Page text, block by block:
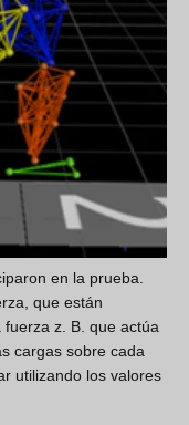
en la prueba.
que están
z. B. que actúa
cargas sobre cada
utilizando los valores